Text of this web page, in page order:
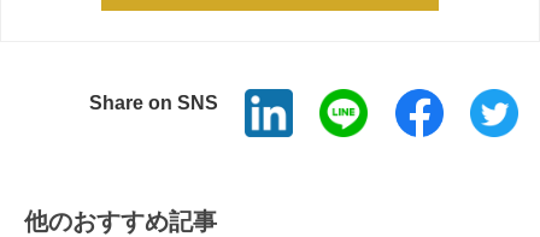
Share on SNS
他のおすすめ記事